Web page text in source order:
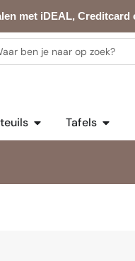
met iDEAL, Creditcard
Open Fauteuils
Tafels Open